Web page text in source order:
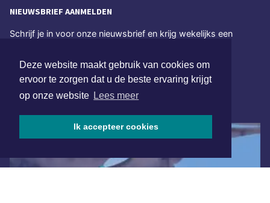
Deze website maakt gebruik van cookies om
ervoor te zorgen dat u de beste ervaring krijgt
op onze website Lees meer
Ik accepteer cookies
NIEUWSBRIEF AANMELDEN
Schrijf je in voor onze nieuwsbrief en krijg wekelijks een
Aanmelden